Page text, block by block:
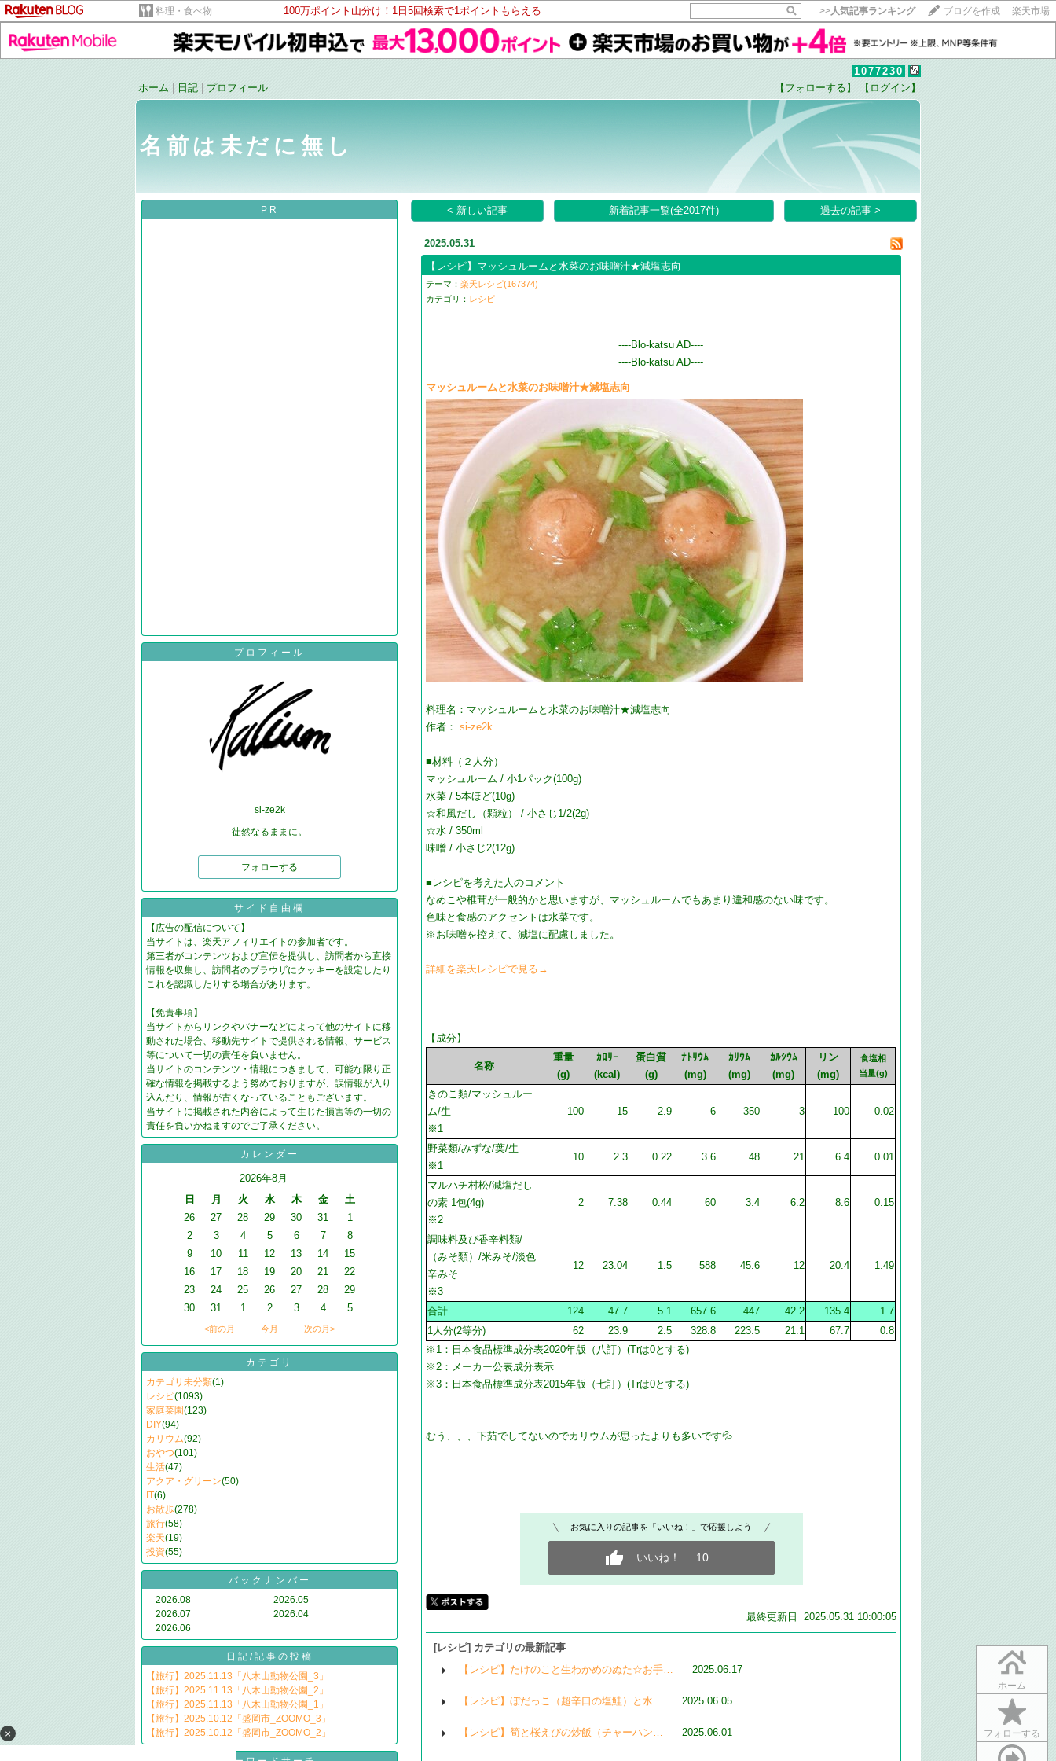
料理・食べ物 100万ポイント山分け！1日5回検索で1ポイントもらえる >>人気記事ランキング ブログを作成 楽天市場
1077230
ホーム
日記 プロフィール 【フォローする】 【ログイン】
名前は未だに無し
ホーム
フォローする
いいね!
PR
×
プロフィール
si-ze2k
徒然なるままに。
フォローする
サイド自由欄
【広告の配信について】
当サイトは、楽天アフィリエイトの参加者です。
第三者がコンテンツおよび宣伝を提供し、訪問者から直接
情報を収集し、訪問者のブラウザにクッキーを設定したり
これを認識したりする場合があります。
【免責事項】
当サイトからリンクやバナーなどによって他のサイトに移
動された場合、移動先サイトで提供される情報、サービス
等について一切の責任を負いません。
当サイトのコンテンツ・情報につきまして、可能な限り正
確な情報を掲載するよう努めておりますが、誤情報が入り
込んだり、情報が古くなっていることもございます。
当サイトに掲載された内容によって生じた損害等の一切の
責任を負いかねますのでご了承ください。
カレンダー
2026年8月
日
月 火 水 木 金
土
26
27 28 29 30 31
1
2
3 4 5 6 7
8
9
10 11 12 13 14
15
16
17 18 19 20 21
22
23
24 25 26 27 28
29
30
31 1 2 3 4 5
<前の月 今月 次の月>
カテゴリ
カテゴリ未分類(1)
レシピ(1093)
家庭菜園(123)
DIY(94)
カリウム(92)
おやつ(101)
生活(47)
アクア・グリーン(50)
IT(6)
お散歩(278)
旅行(58)
楽天(19)
投資(55)
バックナンバー
2026.08
2026.07
2026.06
2026.05
2026.04
日記/記事の投稿
【旅行】2025.11.13「八木山動物公園_3」
【旅行】2025.11.13「八木山動物公園_2」
【旅行】2025.11.13「八木山動物公園_1」
【旅行】2025.10.12「盛岡市_ZOOMO_3」
【旅行】2025.10.12「盛岡市_ZOOMO_2」
< 新しい記事 新着記事一覧(全2017件) 過去の記事 >
2025.05.31
【レシピ】マッシュルームと水菜のお味噌汁★減塩志向
テーマ：楽天レシピ(167374)
カテゴリ： レシピ
----Blo-katsu AD----
----Blo-katsu AD----
マッシュルームと水菜のお味噌汁★減塩志向
料理名：マッシュルームと水菜のお味噌汁★減塩志向
作者：si-ze2k
■材料（２人分）
マッシュルーム / 小1パック(100g)
水菜 / 5本ほど(10g)
☆和風だし（顆粒） / 小さじ1/2(2g)
☆水 / 350ml
味噌 / 小さじ2(12g)
■レシピを考えた人のコメント
なめこや椎茸が一般的かと思いますが、マッシュルームでもあまり違和感のない味です。
色味と食感のアクセントは水菜です。
※お味噌を控えて、減塩に配慮しました。
詳細を楽天レシピで見る→
【成分】
名称
重量
(g)
ｶﾛﾘｰ
(kcal)
蛋白質
(g)
ﾅﾄﾘｳﾑ
(mg)
ｶﾘｳﾑ
(mg)
ｶﾙｼｳﾑ
(mg)
リン
(mg)
食塩相
当量(g)
きのこ類/マッシュルー
ム/生
※1
100 15 2.9 6 350 3 100 0.02
野菜類/みずな/葉/生
※1
10 2.3 0.22 3.6 48 21 6.4 0.01
マルハチ村松/減塩だし
の素 1包(4g)
※2
2 7.38 0.44 60 3.4 6.2 8.6 0.15
調味料及び香辛料類/
（みそ類）/米みそ/淡色
辛みそ
※3
12 23.04 1.5 588 45.6 12 20.4 1.49
合計 124 47.7 5.1 657.6 447 42.2 135.4
1.7
1人分(2等分)
62 23.9 2.5 328.8 223.5 21.1 67.7
0.8
※1：日本食品標準成分表2020年版（八訂）(Trは0とする)
※2：メーカー公表成分表示
※3：日本食品標準成分表2015年版（七訂）(Trは0とする)
むう、、、下茹でしてないのでカリウムが思ったよりも多いです💦
お気に入りの記事を「いいね！」で応援しよう
いいね！ 10
最終更新日 2025.05.31 10:00:05
[レシピ] カテゴリの最新記事
【レシピ】たけのこと生わかめのぬた☆お手…
2025.06.17
【レシピ】ぼだっこ（超辛口の塩鮭）と水… 2025.06.05
【レシピ】筍と桜えびの炒飯（チャーハン… 2025.06.01